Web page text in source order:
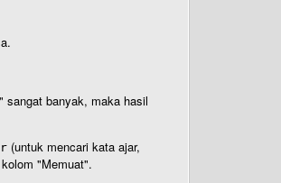
sangat banyak, maka hasil
(untuk mencari kata ajar,
"Memuat".